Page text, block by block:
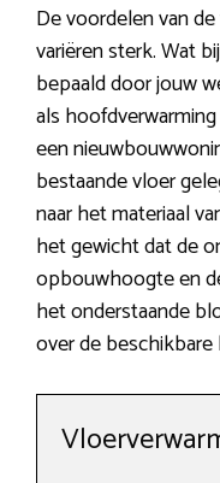
De voordelen van
variëren sterk. Wat
bepaald door jouw
als
een
bestaande vloer
naar het materiaal
het gewicht dat de
opbouwhoogte en
het onderstaande
over de